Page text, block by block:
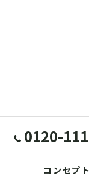
0120-
コンセプト